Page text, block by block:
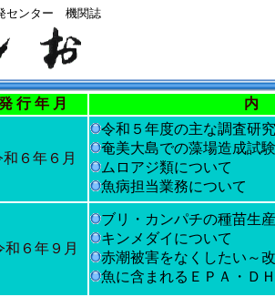
行 年 月
和６年６月
令和５年度の主な調査研
奄美大島での藻場造成試
ムロアジ類について
魚病担当業務について
和６年９月
ブリ・カンパチの種苗生
キンメダイについて
赤潮被害をなくしたい～
魚に含まれるＥＰＡ・Ｄ
センター 機関誌